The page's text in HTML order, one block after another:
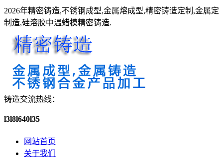
2026年精密铸造,不锈钢成型,金属熔成型,精密铸造定制,金属定
制造,硅溶胶中温蜡模精密铸造.
铸造交流热线：
l3l8l640l35
网站首页
关于我们